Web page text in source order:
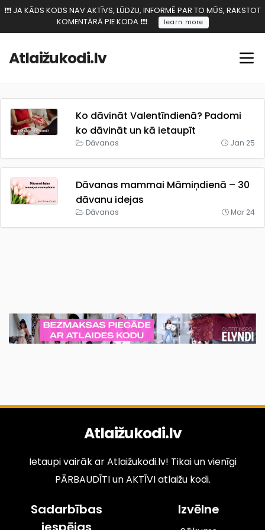
❗️❗️❗️ JA KĀDS KODS NAV AKTĪVS, LŪDZU, INFORMĒ PAR TO MŪS, RAKSTOT
KOMENTĀRĀ PIE KODA ❗️❗️❗️
learn more
Atlaižukodi.lv
Ko dāvināt Valentīndienā? Padomi
ko dāvināt un kā ietaupīt
Dāvanas Jan 25
Dāvanas mammai Māmiņdienā – 30
dāvanu idejas
Dāvanas Mar 24
Atlaižukodi.lv
Ietaupi vairāk ar Atlaižukodi.lv! Tikai un vienīgi
PĀRBAUDĪTI un AKTĪVI atlaižu kodi.
Sadarbības
Izvēlne